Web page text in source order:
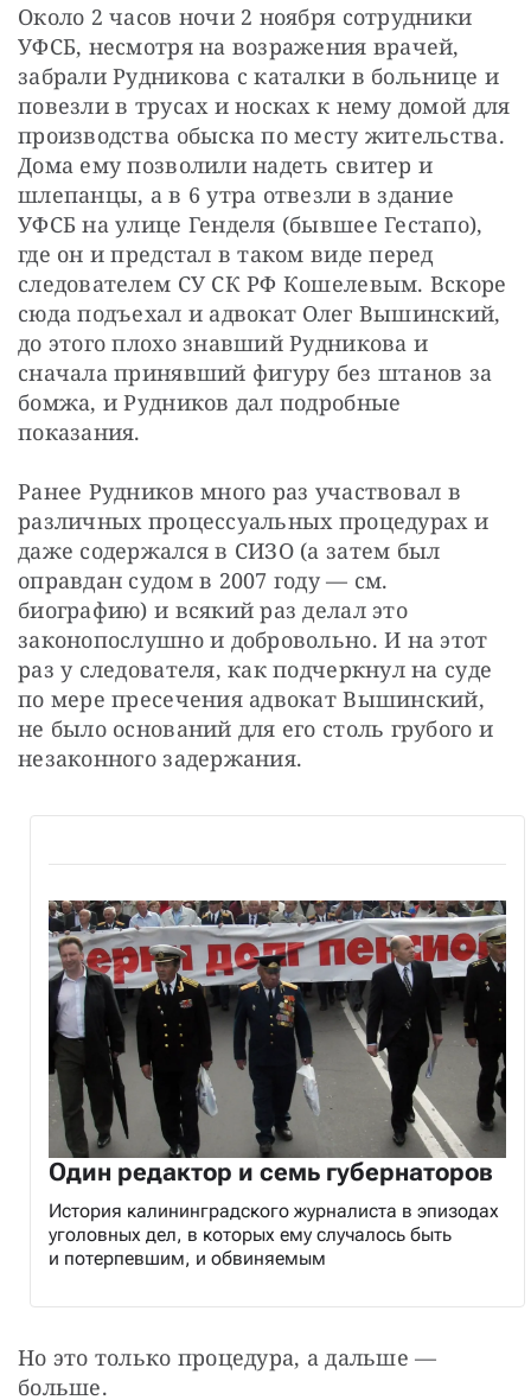
Около 2 часов ночи 2 ноября сотрудники
УФСБ, несмотря на возражения врачей,
забрали Рудникова с каталки в больнице и
повезли в трусах и носках к нему домой для
производства обыска по месту жительства.
Дома ему позволили надеть свитер и
шлепанцы, а в 6 утра отвезли в здание
УФСБ на улице Генделя (бывшее Гестапо),
где он и предстал в таком виде перед
следователем СУ СК РФ Кошелевым. Вскоре
сюда подъехал и адвокат Олег Вышинский,
до этого плохо знавший Рудникова и
сначала принявший фигуру без штанов за
бомжа, и Рудников дал подробные
показания.
Ранее Рудников много раз участвовал в
различных процессуальных процедурах и
даже содержался в СИЗО (а затем был
оправдан судом в 2007 году — см.
биографию) и всякий раз делал это
законопослушно и добровольно. И на этот
раз у следователя, как подчеркнул на суде
по мере пресечения адвокат Вышинский,
не было оснований для его столь грубого и
незаконного задержания.
Один редактор и семь губернаторов
История калининградского журналиста в эпизодах
уголовных дел, в которых ему случалось быть
и потерпевшим, и обвиняемым
Но это только процедура, а дальше —
больше.